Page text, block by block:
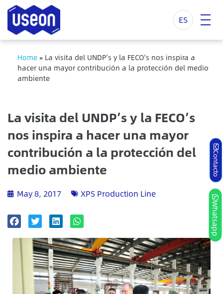
ES
Home» La visita del UNDP’s y la FECO’s nos inspira a
hacer una mayor contribución a la protección del medio
ambiente
La visita del UNDP’s y la FECO’s
nos inspira a hacer una mayor
contribución a la protección del
medio ambiente
May 8, 2017 XPS Production Line
Contacto
Whatsapp